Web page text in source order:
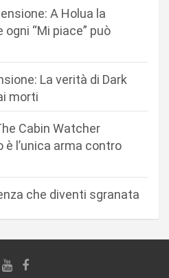
A Holua la
ogni “Mi piace” può
La verità di Dark
morti
Cabin Watcher
è l’unica arma contro
che diventi sgranata